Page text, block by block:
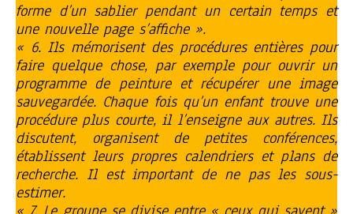
forme d’un sablier pendant un certain temps et
une nouvelle page s’affiche ».
« 6. Ils mémorisent des procédures entières pour
faire quelque chose, par exemple pour ouvrir un
programme de peinture et récupérer une image
sauvegardée. Chaque fois qu’un enfant trouve une
procédure plus courte, il l’enseigne aux autres. Ils
discutent, organisent de petites conférences,
établissent leurs propres calendriers et plans de
recherche. Il est important de ne pas les sous-
estimer.